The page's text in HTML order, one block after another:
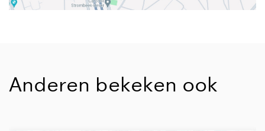
Anderen bekeken ook